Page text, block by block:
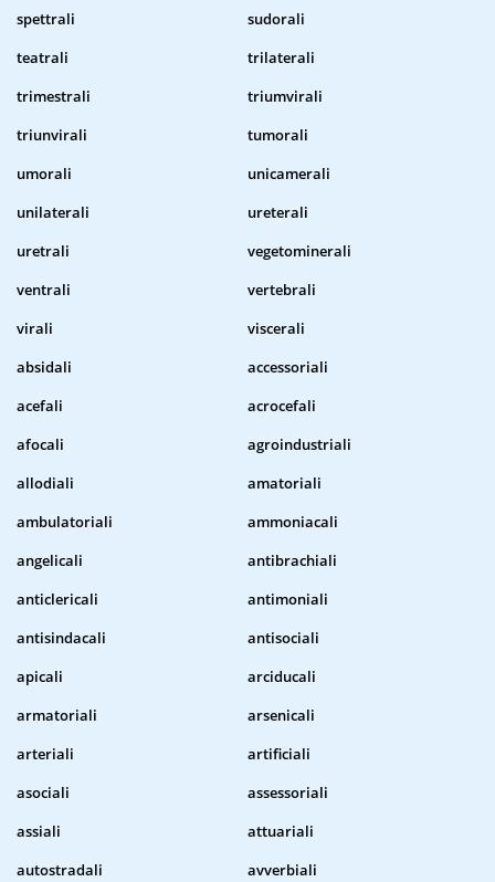
spettrali
sudorali
teatrali
trilaterali
trimestrali
triumvirali
triunvirali
tumorali
umorali
unicamerali
unilaterali
ureterali
uretrali
vegetominerali
ventrali
vertebrali
virali
viscerali
absidali
accessoriali
acefali
acrocefali
afocali
agroindustriali
allodiali
amatoriali
ambulatoriali
ammoniacali
angelicali
antibrachiali
anticlericali
antimoniali
antisindacali
antisociali
apicali
arciducali
armatoriali
arsenicali
arteriali
artificiali
asociali
assessoriali
assiali
attuariali
autostradali
avverbiali